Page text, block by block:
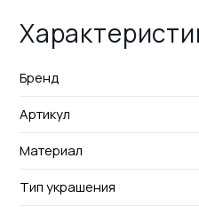
Бренд
Артикул
Материал
Тип украшения